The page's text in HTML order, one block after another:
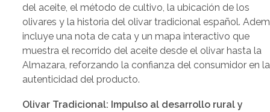
del aceite, el método de cultivo, la ubicación de los
olivares y la historia del olivar tradicional español.
incluye una nota de cata y un mapa interactivo que
muestra el recorrido del aceite desde el olivar hasta la
Almazara, reforzando la confianza del consumidor en la
autenticidad del producto.
Olivar Tradicional: Impulso al desarrollo rural y